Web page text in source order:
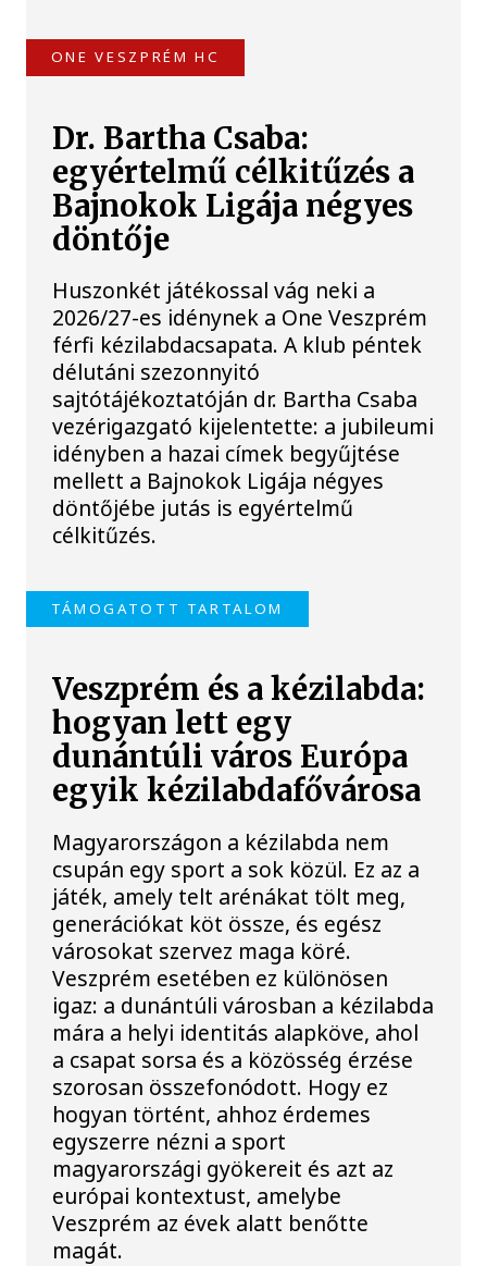
ONE VESZPRÉM HC
Dr. Bartha Csaba:
egyértelmű célkitűzés a
Bajnokok Ligája négyes
döntője
Huszonkét játékossal vág neki a
2026/27-es idénynek a One Veszprém
férfi kézilabdacsapata. A klub péntek
délutáni szezonnyitó
sajtótájékoztatóján dr. Bartha Csaba
vezérigazgató kijelentette: a jubileumi
idényben a hazai címek begyűjtése
mellett a Bajnokok Ligája négyes
döntőjébe jutás is egyértelmű
célkitűzés.
TÁMOGATOTT TARTALOM
Veszprém és a kézilabda:
hogyan lett egy
dunántúli város Európa
egyik kézilabdafővárosa
Magyarországon a kézilabda nem
csupán egy sport a sok közül. Ez az a
játék, amely telt arénákat tölt meg,
generációkat köt össze, és egész
városokat szervez maga köré.
Veszprém esetében ez különösen
igaz: a dunántúli városban a kézilabda
mára a helyi identitás alapköve, ahol
a csapat sorsa és a közösség érzése
szorosan összefonódott. Hogy ez
hogyan történt, ahhoz érdemes
egyszerre nézni a sport
magyarországi gyökereit és azt az
európai kontextust, amelybe
Veszprém az évek alatt benőtte
magát.